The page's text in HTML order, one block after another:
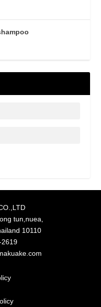
tun,nuea,
10110